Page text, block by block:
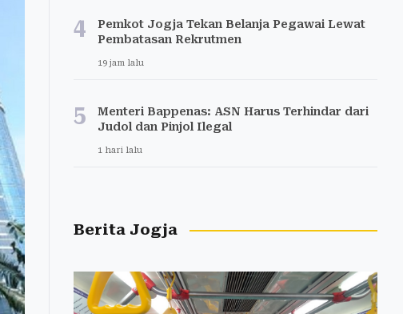
4
Pemkot Jogja Tekan Belanja Pegawai Lewat
Pembatasan Rekrutmen
19 jam lalu
5
Menteri Bappenas: ASN Harus Terhindar dari
Judol dan Pinjol Ilegal
1 hari lalu
Berita Jogja